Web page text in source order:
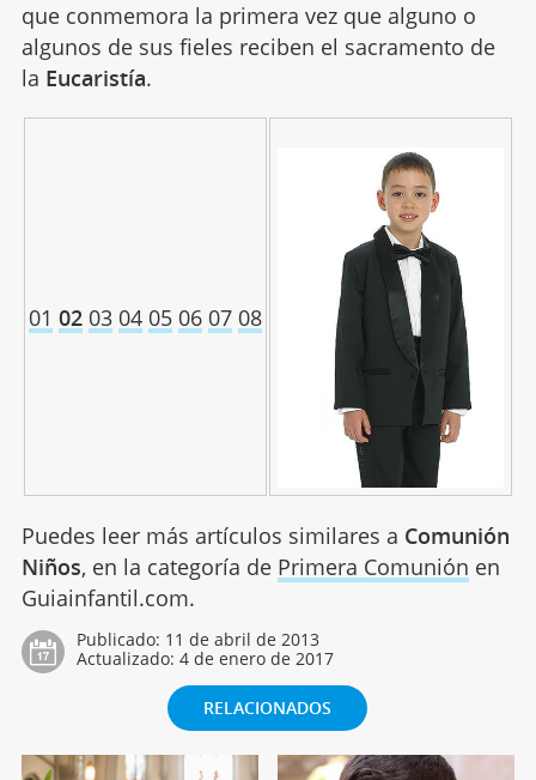
que conmemora la primera vez que alguno o
algunos de sus fieles reciben el sacramento de
la Eucaristía.
01 02 03 04 05 06 07 08
Puedes leer más artículos similares a Comunión
Niños, en la categoría de Primera Comunión en
Guiainfantil.com.
Publicado: 11 de abril de 2013
Actualizado: 4 de enero de 2017
RELACIONADOS